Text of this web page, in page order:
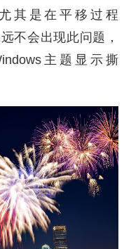
其是在平移过程
不会出现此问题，
主题显示撕